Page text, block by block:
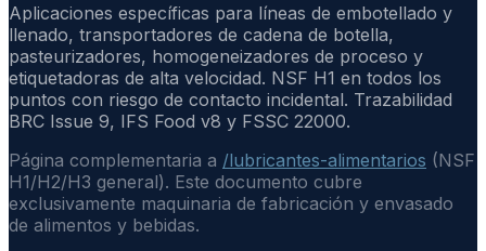
Aplicaciones específicas para líneas de embotellado y
llenado, transportadores de cadena de botella,
pasteurizadores, homogeneizadores de proceso y
etiquetadoras de alta velocidad. NSF H1 en todos los
puntos con riesgo de contacto incidental. Trazabilidad
BRC Issue 9, IFS Food v8 y FSSC 22000.
Página complementaria a /lubricantes-alimentarios (NSF
H1/H2/H3 general). Este documento cubre
exclusivamente maquinaria de fabricación y envasado
de alimentos y bebidas.